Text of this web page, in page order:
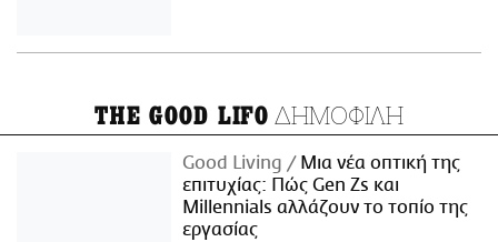
THE GOOD LIFO ΔΗΜΟΦΙΛΗ
Good Living
Μια νέα οπτική της
επιτυχίας: Πώς Gen Zs και
Millennials αλλάζουν το τοπίο της
εργασίας